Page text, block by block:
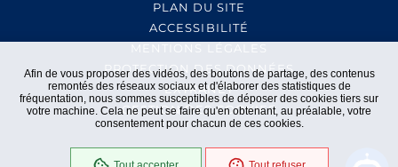
Afin de vous proposer des vidéos, des boutons de partage, des contenus
remontés des réseaux sociaux et d'élaborer des statistiques de
fréquentation, nous sommes susceptibles de déposer des cookies tiers sur
votre machine. Cela ne peut se faire qu'en obtenant, au préalable, votre
consentement pour chacun de ces cookies.
PLAN DU SITE
ACCESSIBILITÉ
MENTIONS LÉGALES
PROTECTION DES DONNÉES
EXTRANET
GESTION DES COOKIES